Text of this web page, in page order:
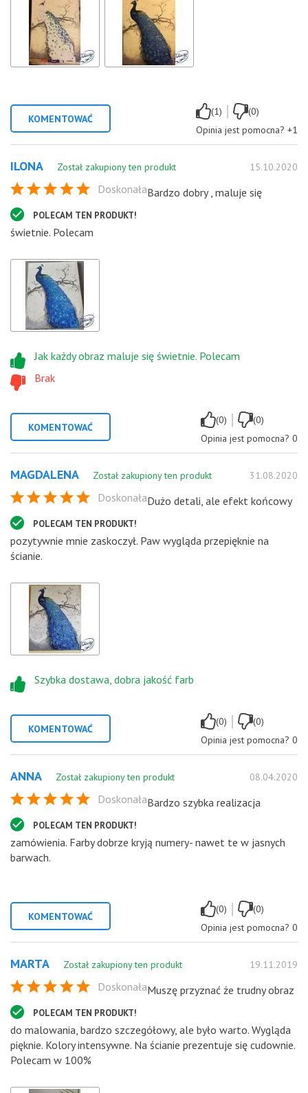
KOMENTOWAĆ
(1) |
(0)
Opinia jest pomocna? +1
ILONA Został zakupiony ten produkt 15.10.2020
Doskonała
POLECAM TEN PRODUKT!
Bardzo dobry , maluje się
świetnie. Polecam
Brak
Jak każdy obraz maluje się świetnie. Polecam
KOMENTOWAĆ
(0) |
(0)
Opinia jest pomocna? 0
MAGDALENA Został zakupiony ten produkt 31.08.2020
Doskonała
POLECAM TEN PRODUKT!
Dużo detali, ale efekt końcowy
pozytywnie mnie zaskoczył. Paw wygląda przepięknie na
ścianie.
Szybka dostawa, dobra jakość farb
KOMENTOWAĆ
(0) |
(0)
Opinia jest pomocna? 0
ANNA Został zakupiony ten produkt 08.04.2020
Doskonała
POLECAM TEN PRODUKT!
Bardzo szybka realizacja
zamówienia. Farby dobrze kryją numery- nawet te w jasnych
barwach.
KOMENTOWAĆ
(0) |
(0)
Opinia jest pomocna? 0
MARTA Został zakupiony ten produkt 19.11.2019
Doskonała
POLECAM TEN PRODUKT!
Muszę przyznać że trudny obraz
do malowania, bardzo szczegółowy, ale było warto. Wygląda
pięknie. Kolory intensywne. Na ścianie prezentuje się cudownie.
Polecam w 100%